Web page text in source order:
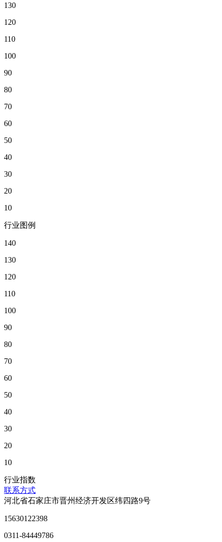
130
120
110
100
90
80
70
60
50
40
30
20
10
行业图例
140
130
120
110
100
90
80
70
60
50
40
30
20
10
行业指数
联系方式
河北省石家庄市晋州经济开发区纬四路9号
15630122398
0311-84449786